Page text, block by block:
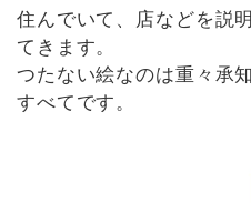
住んでいて、店などを説
てきます。
つたない絵なのは重々承
すべてです。